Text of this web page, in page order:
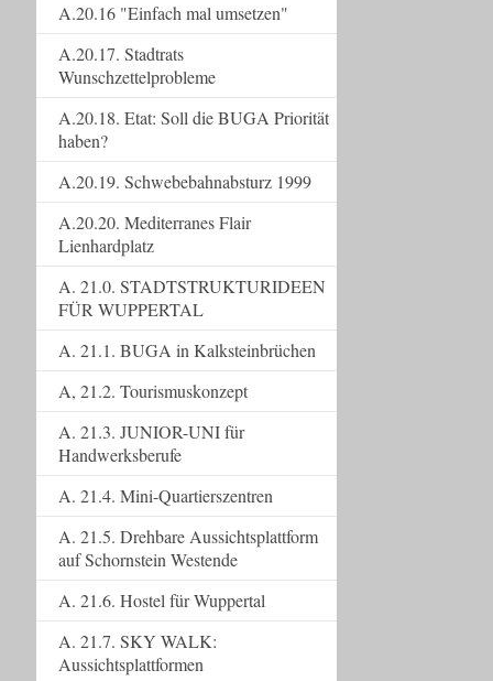
A.20.16 "Einfach mal umsetzen"
A.20.17. Stadtrats
Wunschzettelprobleme
A.20.18. Etat: Soll die BUGA Priorität
haben?
A.20.19. Schwebebahnabsturz 1999
A.20.20. Mediterranes Flair
Lienhardplatz
A. 21.0. STADTSTRUKTURIDEEN
FÜR WUPPERTAL
A. 21.1. BUGA in Kalksteinbrüchen
A, 21.2. Tourismuskonzept
A. 21.3. JUNIOR-UNI für
Handwerksberufe
A. 21.4. Mini-Quartierszentren
A. 21.5. Drehbare Aussichtsplattform
auf Schornstein Westende
A. 21.6. Hostel für Wuppertal
A. 21.7. SKY WALK:
Aussichtsplattformen